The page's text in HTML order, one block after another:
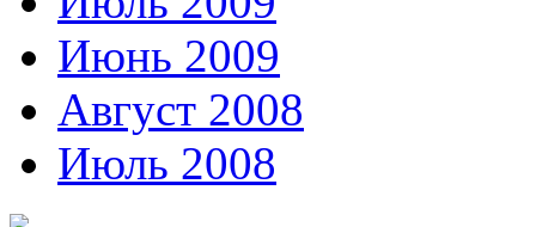
Июнь 2009
Август 2008
Июль 2008